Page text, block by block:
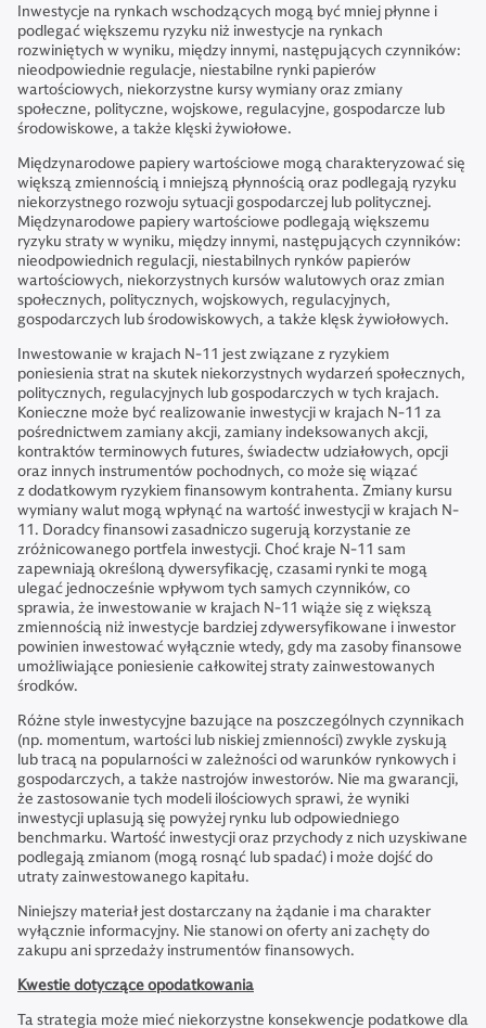
Inwestycje na rynkach wschodzących mogą być mniej płynne i
podlegać większemu ryzyku niż inwestycje na rynkach
rozwiniętych w wyniku, między innymi, następujących czynników:
nieodpowiednie regulacje, niestabilne rynki papierów
wartościowych, niekorzystne kursy wymiany oraz zmiany
społeczne, polityczne, wojskowe, regulacyjne, gospodarcze lub
środowiskowe, a także klęski żywiołowe.
Międzynarodowe papiery wartościowe mogą charakteryzować się
większą zmiennością i mniejszą płynnością oraz podlegają ryzyku
niekorzystnego rozwoju sytuacji gospodarczej lub politycznej.
Międzynarodowe papiery wartościowe podlegają większemu
ryzyku straty w wyniku, między innymi, następujących czynników:
nieodpowiednich regulacji, niestabilnych rynków papierów
wartościowych, niekorzystnych kursów walutowych oraz zmian
społecznych, politycznych, wojskowych, regulacyjnych,
gospodarczych lub środowiskowych, a także klęsk żywiołowych.
Inwestowanie w krajach N-11 jest związane z ryzykiem
poniesienia strat na skutek niekorzystnych wydarzeń społecznych,
politycznych, regulacyjnych lub gospodarczych w tych krajach.
Konieczne może być realizowanie inwestycji w krajach N-11 za
pośrednictwem zamiany akcji, zamiany indeksowanych akcji,
kontraktów terminowych futures, świadectw udziałowych, opcji
oraz innych instrumentów pochodnych, co może się wiązać
z dodatkowym ryzykiem finansowym kontrahenta. Zmiany kursu
wymiany walut mogą wpłynąć na wartość inwestycji w krajach N-
11. Doradcy finansowi zasadniczo sugerują korzystanie ze
zróżnicowanego portfela inwestycji. Choć kraje N-11 sam
zapewniają określoną dywersyfikację, czasami rynki te mogą
ulegać jednocześnie wpływom tych samych czynników, co
sprawia, że inwestowanie w krajach N-11 wiąże się z większą
zmiennością niż inwestycje bardziej zdywersyfikowane i inwestor
powinien inwestować wyłącznie wtedy, gdy ma zasoby finansowe
umożliwiające poniesienie całkowitej straty zainwestowanych
środków.
Różne style inwestycyjne bazujące na poszczególnych czynnikach
(np. momentum, wartości lub niskiej zmienności) zwykle zyskują
lub tracą na popularności w zależności od warunków rynkowych i
gospodarczych, a także nastrojów inwestorów. Nie ma gwarancji,
że zastosowanie tych modeli ilościowych sprawi, że wyniki
inwestycji uplasują się powyżej rynku lub odpowiedniego
benchmarku. Wartość inwestycji oraz przychody z nich uzyskiwane
podlegają zmianom (mogą rosnąć lub spadać) i może dojść do
utraty zainwestowanego kapitału.
Niniejszy materiał jest dostarczany na żądanie i ma charakter
wyłącznie informacyjny. Nie stanowi on oferty ani zachęty do
zakupu ani sprzedaży instrumentów finansowych.
Kwestie dotyczące opodatkowania
Ta strategia może mieć niekorzystne konsekwencje podatkowe dla